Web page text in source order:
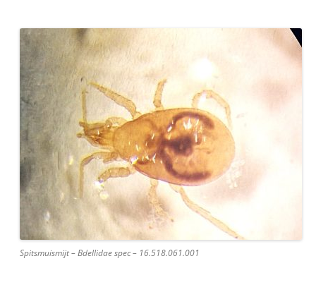
Spitsmuismijt – Bdellidae spec – 16.518.061.001